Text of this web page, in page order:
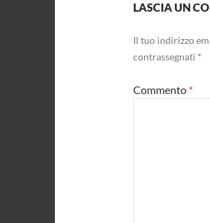
LASCIA UN
Il tuo indirizzo
contrassegnati *
Commento *